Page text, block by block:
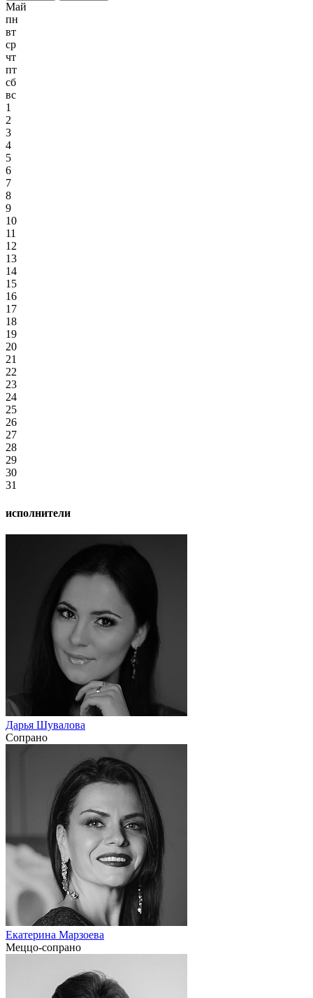
Май
пн
вт
ср
чт
пт
сб
вс
1
2
3
4
5
6
7
8
9
10
11
12
13
14
15
16
17
18
19
20
21
22
23
24
25
26
27
28
29
30
31
исполнители
Дарья Шувалова
Сопрано
Екатерина Марзоева
Меццо-сопрано